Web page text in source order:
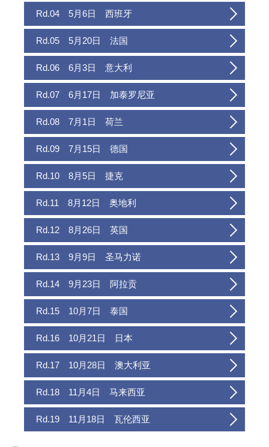
Rd.04 5月6日 西班牙
Rd.05 5月20日 法国
Rd.06 6月3日 意大利
Rd.07 6月17日 加泰罗尼亚
Rd.08 7月1日 荷兰
Rd.09 7月15日 德国
Rd.10 8月5日 捷克
Rd.11 8月12日 奥地利
Rd.12 8月26日 英国
Rd.13 9月9日 圣马力诺
Rd.14 9月23日 阿拉贡
Rd.15 10月7日 泰国
Rd.16 10月21日 日本
Rd.17 10月28日 澳大利亚
Rd.18 11月4日 马来西亚
Rd.19 11月18日 瓦伦西亚